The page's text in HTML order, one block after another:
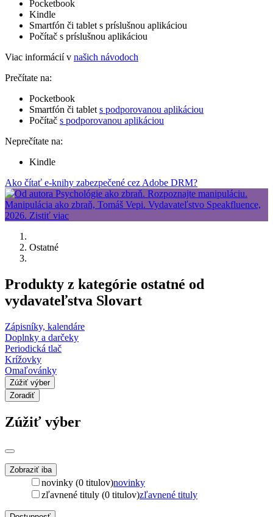
Pocketbook
Kindle
Smartfón či tablet s príslušnou aplikáciou
Počítač s príslušnou aplikáciou
Viac informácií v našich návodoch
Prečítate na:
Pocketbook
Smartfón či tablet s podporovanou aplikáciou
Počítač s podporovanou aplikáciou
Neprečítate na:
Kindle
Ako čítať e-knihy zabezpečené cez Adobe DRM?
Ostatné
Produkty z kategórie ostatné od
vydavateľstva Slovart
Zápisníky, kalendáre
Doplnky a darčeky
Periodická tlač
Krížovky
Omaľovánky
Zúžiť výber
Zoradiť
Zúžiť výber
Zobraziť iba
novinky (0 titulov)novinky
zľavnené tituly (0 titulov)zľavnené tituly